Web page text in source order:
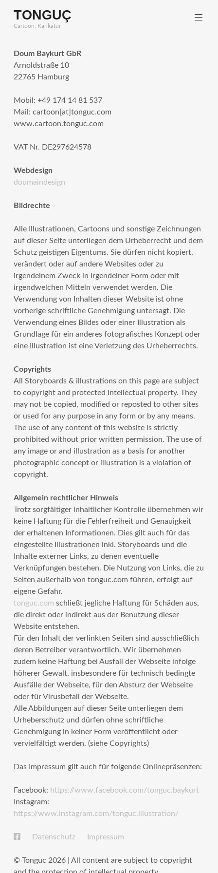
Inhalt
springen
TONGUÇ
Cartoon, Karikatur
Doum Baykurt GbR
Arnoldstraße 10
22765 Hamburg
Mobil: +49 174 14 81 537
Mail: cartoon[at]tonguc.com
www.cartoon.tonguc.com
VAT Nr. DE297624578
Webdesign
doumaindesign
Bildrechte
Alle Illustrationen, Cartoons und sonstige Zeichnungen
auf dieser Seite unterliegen dem Urheberrecht und dem
Schutz geistigen Eigentums. Sie dürfen nicht kopiert,
verändert oder auf andere Websites oder zu
irgendeinem Zweck in irgendeiner Form oder mit
irgendwelchen Mitteln verwendet werden. Die
Verwendung von Inhalten dieser Website ist ohne
vorherige schriftliche Genehmigung untersagt. Die
Verwendung eines Bildes oder einer Illustration als
Grundlage für ein anderes fotografisches Konzept oder
eine Illustration ist eine Verletzung des Urheberrechts.
Copyrights
All Storyboards & illustrations on this page are subject
to copyright and protected intellectual property. They
may not be copied, modified or reposted to other sites
or used for any purpose in any form or by any means.
The use of any content of this website is strictly
prohibited without prior written permission. The use of
any image or and illustration as a basis for another
photographic concept or illustration is a violation of
copyright.
Allgemein rechtlicher Hinweis
Trotz sorgfältiger inhaltlicher Kontrolle übernehmen wir
keine Haftung für die Fehlerfreiheit und Genauigkeit
der erhaltenen Informationen. Dies gilt auch für das
eingestellte Illustrationen inkl. Storyboards und die
Inhalte externer Links, zu denen eventuelle
Verknüpfungen bestehen. Die Nutzung von Links, die zu
Seiten außerhalb von tonguc.com führen, erfolgt auf
eigene Gefahr.
tonguc.com schließt jegliche Haftung für Schäden aus,
die direkt oder indirekt aus der Benutzung dieser
Website entstehen.
Für den Inhalt der verlinkten Seiten sind ausschließlich
deren Betreiber verantwortlich. Wir übernehmen
zudem keine Haftung bei Ausfall der Webseite infolge
höherer Gewalt, insbesondere für technisch bedingte
Ausfälle der Webseite, für den Absturz der Webseite
oder für Virusbefall der Webseite.
Alle Abbildungen auf dieser Seite unterliegen dem
Urheberschutz und dürfen ohne schriftliche
Genehmigung in keiner Form veröffentlicht oder
vervielfältigt werden. (siehe Copyrights)
Das Impressum gilt auch für folgende Onlinepräsenzen:
Facebook: https://www.facebook.com/tonguc.baykurt
Instagram:
https://www.instagram.com/tonguc.illustration/
Datenschutz Impressum
© Tonguc 2026 | All content are subject to copyright